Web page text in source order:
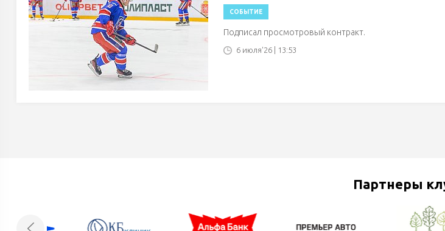
СОБЫТИЕ
Подписал просмотровый контракт.
6 июля'26 | 13:53
Партнеры